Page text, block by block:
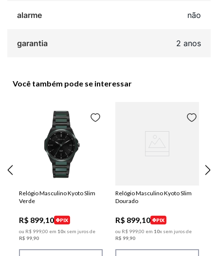
alarme não
garantia 2 anos
Você também pode se interessar
Relógio Masculino Kyoto Slim
Verde
R$ 899,10
PIX
ou R$ 99900 em 10x sem juros de
R$ 99 90
Relógio Masculino Kyoto Slim
Dourado
R$ 899,10
PIX
ou R$ 99900 em 10x sem juros de
R$ 99 90